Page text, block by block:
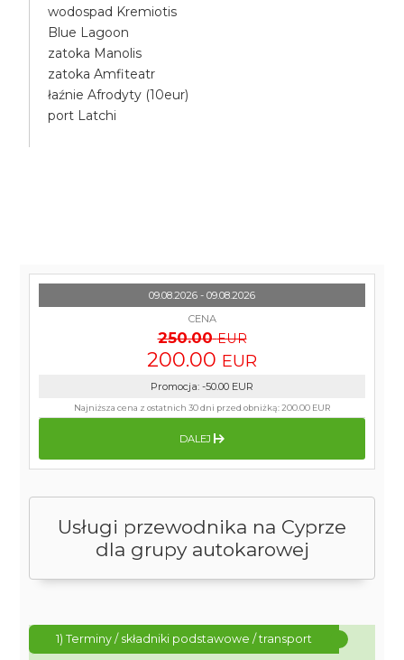
wodospad Kremiotis
Blue Lagoon
zatoka Manolis
zatoka Amfiteatr
łaźnie Afrodyty (10eur)
port Latchi
Usługi przewodnika na Cyprze
dla grupy autokarowej
1) Terminy / składniki podstawowe / transport
09.08.2026 - 09.08.2026
CENA
250.00 EUR
200.00 EUR
Promocja: -50.00 EUR
Najniższa cena z ostatnich 30 dni przed obniżką: 200.00 EUR
DALEJ